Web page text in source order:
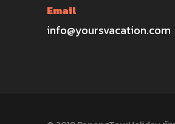
Email
info@yoursvacation.com